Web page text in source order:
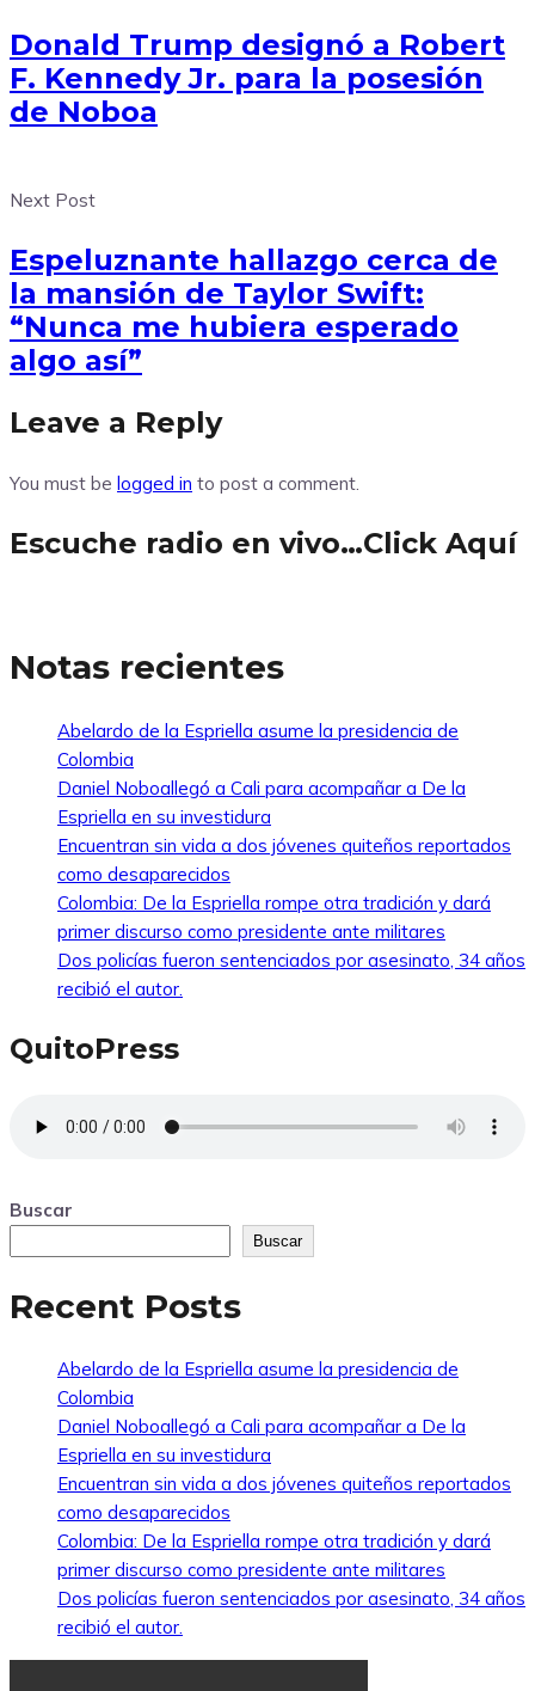
Donald Trump designó a Robert
F. Kennedy Jr. para la posesión
de Noboa
Next Post
Espeluznante hallazgo cerca de
la mansión de Taylor Swift:
“Nunca me hubiera esperado
algo así”
Leave a Reply
You must be logged in to post a comment.
Escuche radio en vivo…Click Aquí
Notas recientes
Abelardo de la Espriella asume la presidencia de
Colombia
Daniel Noboallegó a Cali para acompañar a De la
Espriella en su investidura
Encuentran sin vida a dos jóvenes quiteños reportados
como desaparecidos
Colombia: De la Espriella rompe otra tradición y dará
primer discurso como presidente ante militares
Dos policías fueron sentenciados por asesinato, 34 años
recibió el autor.
QuitoPress
Buscar
Buscar
Recent Posts
Abelardo de la Espriella asume la presidencia de
Colombia
Daniel Noboallegó a Cali para acompañar a De la
Espriella en su investidura
Encuentran sin vida a dos jóvenes quiteños reportados
como desaparecidos
Colombia: De la Espriella rompe otra tradición y dará
primer discurso como presidente ante militares
Dos policías fueron sentenciados por asesinato, 34 años
recibió el autor.